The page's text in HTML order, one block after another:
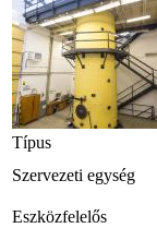
Típus
Szervezeti egység
Eszközfelelős